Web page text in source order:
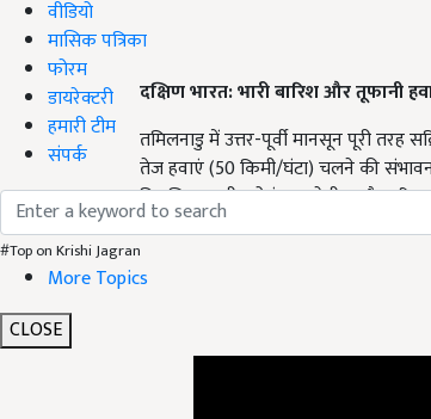
वीडियो
मासिक पत्रिका
फोरम
डायरेक्टरी
हमारी टीम
संपर्क
#Top on Krishi Jagran
More Topics
CLOSE
दक्षिण भारत: भारी बारिश और तूफानी
तमिलनाडु में उत्तर-पूर्वी मानसून पूरी तरह
तेज हवाएं (50 किमी/घंटा) चलने की
तिरुचिरापल्ली, कोयंबटूर, थेनी, मदुरै,
चेतावनी है. आंध्र प्रदेश के तटीय इलाकों में